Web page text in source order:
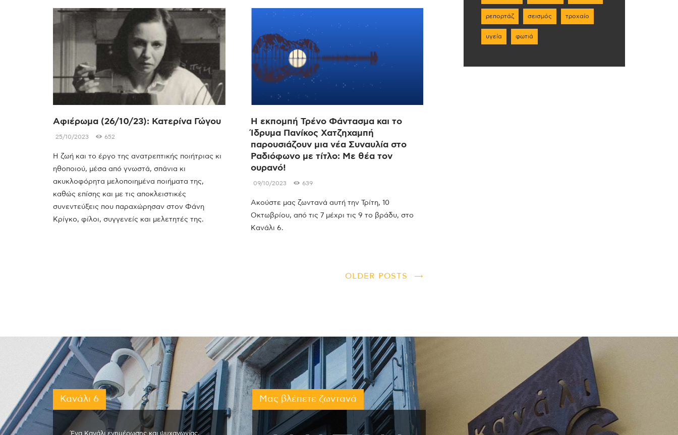
Αφιέρωμα (26/10/23): Κατερίνα Γώγου
25/10/2023 652
Η ζωή και το έργο της ανατρεπτικής ποιήτριας κι
ηθοποιού, μέσα από γνωστά, σπάνια κι
ακυκλοφόρητα μελοποιημένα ποιήματα της,
καθώς επίσης και με τις αποκλειστικές
συνεντεύξεις που παραχώρησαν στον Φάνη
Κρίγκο, φίλοι, συγγενείς και μελετητές της.
Η εκπομπή Τρένο Φάντασμα και το
Ίδρυμα Πανίκος Χατζηχαμπή
παρουσιάζουν μια νέα Συναυλία στο
Ραδιόφωνο με τίτλο: Με θέα τον
ουρανό!
09/10/2023 639
Ακούστε μας ζωντανά αυτή την Τρίτη, 10
Οκτωβρίου, από τις 7 μέχρι τις 9 το βράδυ, στο
Κανάλι 6.
OLDER POSTS
ρεπορτάζ σεισμός τροχαίο
υγεία φωτιά
Κανάλι 6 Μας βλέπετε ζωντανά